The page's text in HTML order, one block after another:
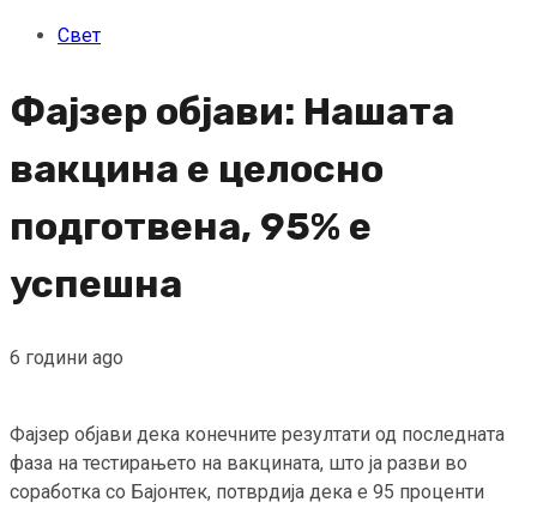
Свет
Фајзер објави: Нашата
вакцина е целосно
подготвена, 95% е
успешна
6 години ago
Фајзер објави дека конечните резултати од последната
фаза на тестирањето на вакцината, што ја разви во
соработка со Бајонтек, потврдија дека е 95 проценти